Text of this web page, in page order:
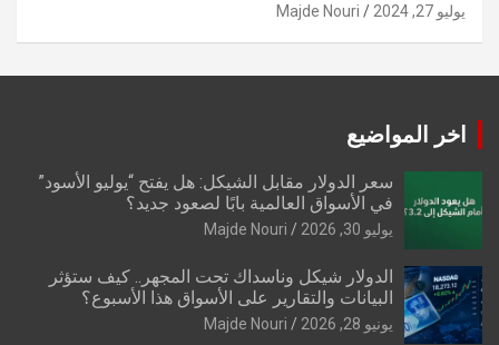
يوليو 27, 2024 Majde Nouri
اخر المواضيع
سعر الدولار مقابل الشيكل: هل يفتح “يوليو الأسود”
في الأسواق العالمية بابًا لصعود جديد؟
يوليو 30, 2026 Majde Nouri
الدولار شيكل وناسداك تحت المجهر.. كيف ستؤثر
البيانات والتقارير على الأسواق هذا الأسبوع؟
يونيو 28, 2026 Majde Nouri